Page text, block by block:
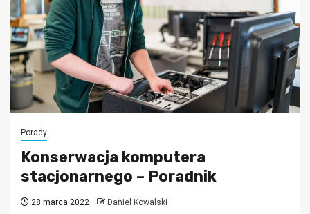
Porady
Konserwacja komputera
stacjonarnego – Poradnik
28 marca 2022 Daniel Kowalski